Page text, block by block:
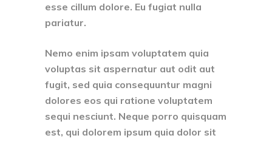
esse cillum dolore. Eu fugiat nulla
pariatur.
Nemo enim ipsam voluptatem quia
voluptas sit aspernatur aut odit aut
fugit, sed quia consequuntur magni
dolores eos qui ratione voluptatem
sequi nesciunt. Neque porro quisquam
est, qui dolorem ipsum quia dolor sit